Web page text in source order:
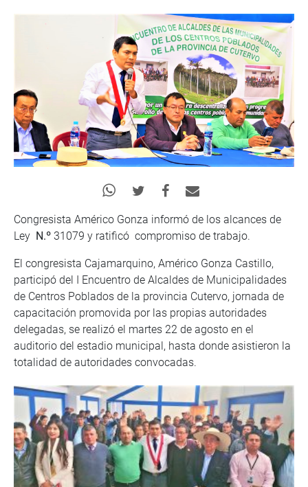
Congresista Américo Gonza informó de los alcances de
Ley N.º 31079 y ratificó compromiso de trabajo.
El congresista Cajamarquino, Américo Gonza Castillo,
participó del I Encuentro de Alcaldes de Municipalidades
de Centros Poblados de la provincia Cutervo, jornada de
capacitación promovida por las propias autoridades
delegadas, se realizó el martes 22 de agosto en el
auditorio del estadio municipal, hasta donde asistieron la
totalidad de autoridades convocadas.